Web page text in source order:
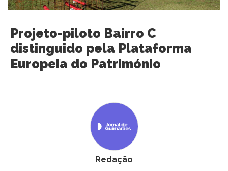
Projeto-piloto Bairro C
distinguido pela Plataforma
Europeia do Património
Redação